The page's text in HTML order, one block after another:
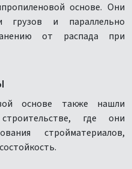
основе. Они
грузов и параллельно
от распада при
основе также нашли
где они
стройматериалов,